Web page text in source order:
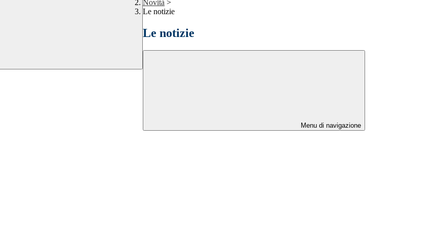
Novità >
Le notizie
Le notizie
Menu di navigazione